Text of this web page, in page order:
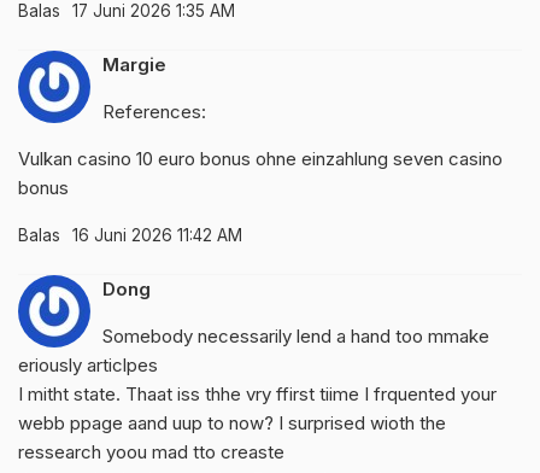
Balas 17 Juni 2026 1:35 AM
Margie
References:
Vulkan casino 10 euro bonus ohne einzahlung seven casino
bonus
Balas 16 Juni 2026 11:42 AM
Dong
Somebody necessarily lend a hand too mmake
eriously articlpes
I mitht state. Thaat iss thhe vry ffirst tiime I frquented your
webb ppage aand uup to now? I surprised wioth the
ressearch yoou mad tto creaste